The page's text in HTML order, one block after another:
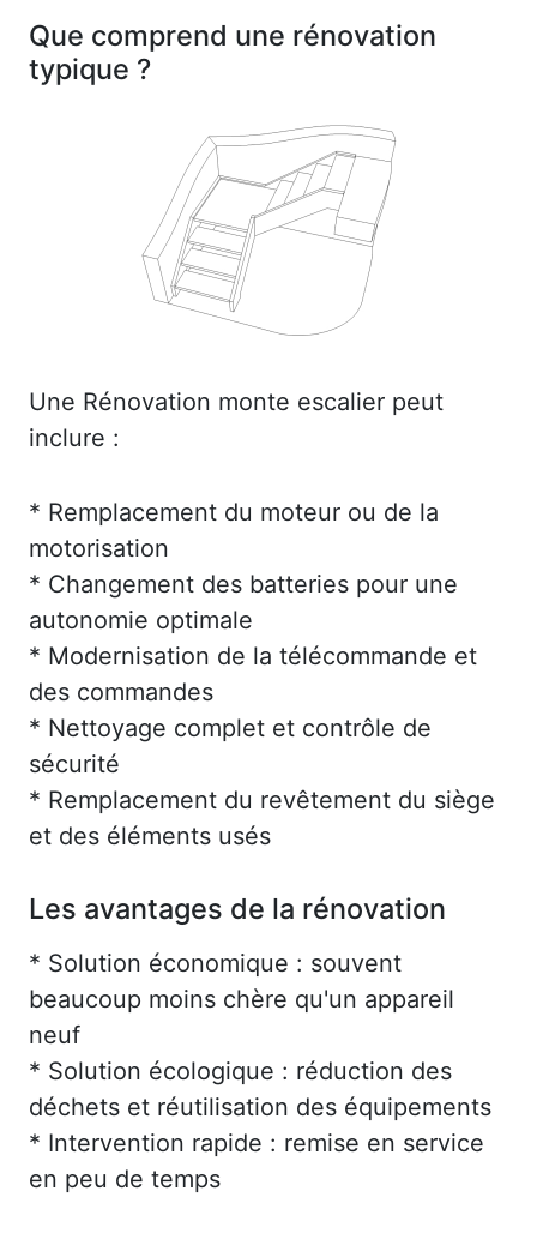
Que comprend une rénovation
typique ?
Une Rénovation monte escalier peut
inclure :
* Remplacement du moteur ou de la
motorisation
* Changement des batteries pour une
autonomie optimale
* Modernisation de la télécommande et
des commandes
* Nettoyage complet et contrôle de
sécurité
* Remplacement du revêtement du siège
et des éléments usés
Les avantages de la rénovation
* Solution économique : souvent
beaucoup moins chère qu'un appareil
neuf
* Solution écologique : réduction des
déchets et réutilisation des équipements
* Intervention rapide : remise en service
en peu de temps